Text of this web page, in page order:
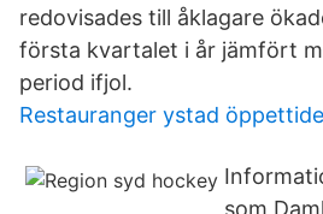
redovisades till åklagare
första kvartalet i år jämfört
period ifjol.
Restauranger ystad
som